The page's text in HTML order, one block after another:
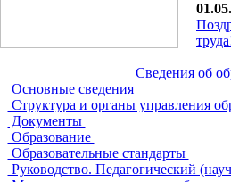
Сведения об
Основные сведения
Структура и органы управления
Документы
Образование
Образовательные стандарты
Руководство. Педагогический